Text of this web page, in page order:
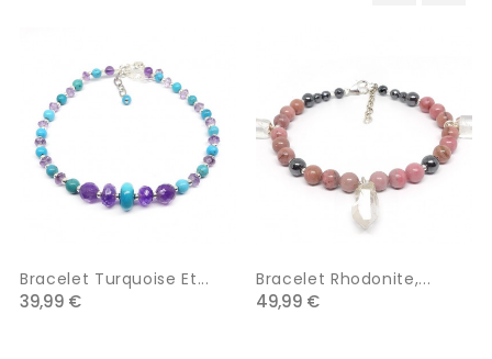
Bracelet Turquoise Et...
39,99 €
Bracelet Rhodonite,...
49,99 €